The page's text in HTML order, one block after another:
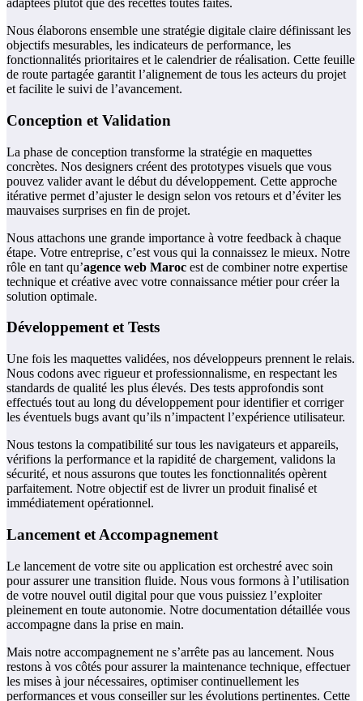
adaptées plutôt que des recettes toutes faites.
Nous élaborons ensemble une stratégie digitale claire définissant les
objectifs mesurables, les indicateurs de performance, les
fonctionnalités prioritaires et le calendrier de réalisation. Cette feuille
de route partagée garantit l’alignement de tous les acteurs du projet
et facilite le suivi de l’avancement.
Conception et Validation
La phase de conception transforme la stratégie en maquettes
concrètes. Nos designers créent des prototypes visuels que vous
pouvez valider avant le début du développement. Cette approche
itérative permet d’ajuster le design selon vos retours et d’éviter les
mauvaises surprises en fin de projet.
Nous attachons une grande importance à votre feedback à chaque
étape. Votre entreprise, c’est vous qui la connaissez le mieux. Notre
rôle en tant qu’agence web Maroc est de combiner notre expertise
technique et créative avec votre connaissance métier pour créer la
solution optimale.
Développement et Tests
Une fois les maquettes validées, nos développeurs prennent le relais.
Nous codons avec rigueur et professionnalisme, en respectant les
standards de qualité les plus élevés. Des tests approfondis sont
effectués tout au long du développement pour identifier et corriger
les éventuels bugs avant qu’ils n’impactent l’expérience utilisateur.
Nous testons la compatibilité sur tous les navigateurs et appareils,
vérifions la performance et la rapidité de chargement, validons la
sécurité, et nous assurons que toutes les fonctionnalités opèrent
parfaitement. Notre objectif est de livrer un produit finalisé et
immédiatement opérationnel.
Lancement et Accompagnement
Le lancement de votre site ou application est orchestré avec soin
pour assurer une transition fluide. Nous vous formons à l’utilisation
de votre nouvel outil digital pour que vous puissiez l’exploiter
pleinement en toute autonomie. Notre documentation détaillée vous
accompagne dans la prise en main.
Mais notre accompagnement ne s’arrête pas au lancement. Nous
restons à vos côtés pour assurer la maintenance technique, effectuer
les mises à jour nécessaires, optimiser continuellement les
performances et vous conseiller sur les évolutions pertinentes. Cette